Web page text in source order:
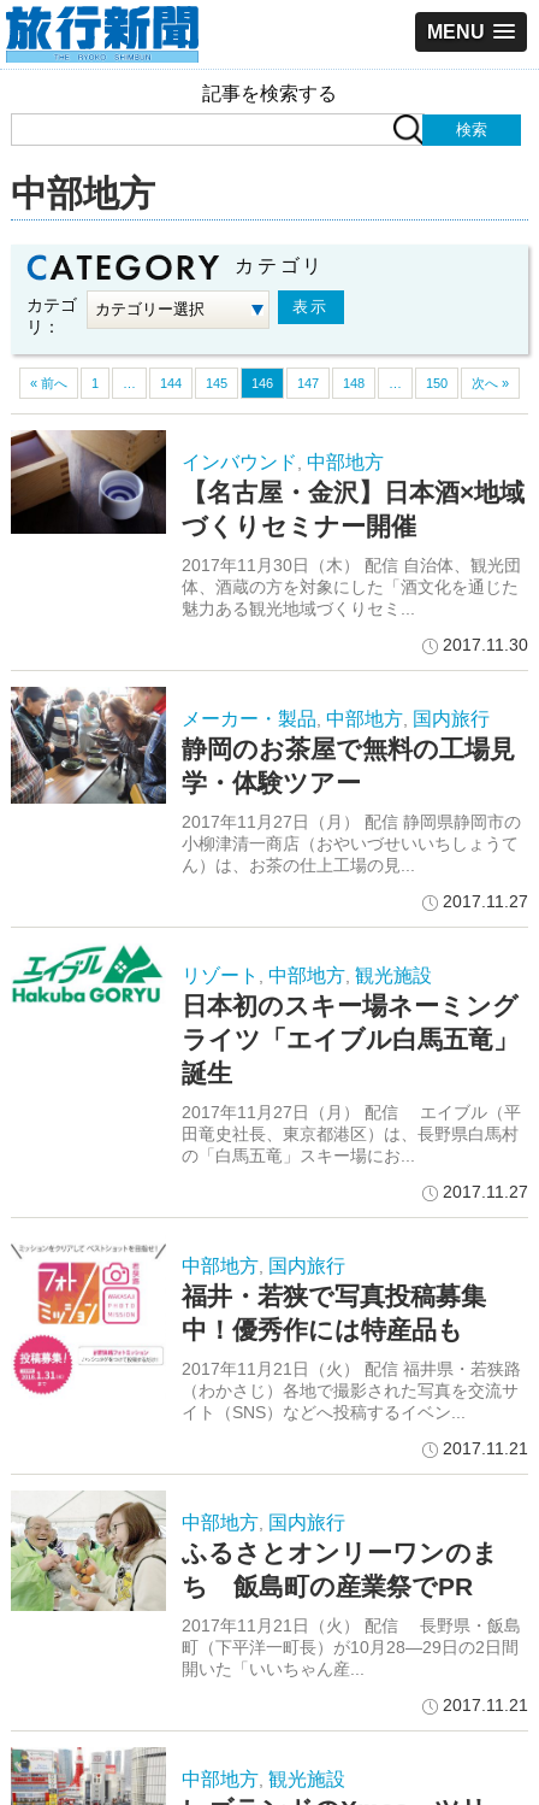
MENU
記事を検索する
中部地方
カテゴリ
カテゴ
リ：
« 前へ 1 144 145 146 147 148 150 次へ »
インバウンド, 中部地方
【名古屋・金沢】日本酒×地域
づくりセミナー開催
2017年11月30日（木） 配信 自治体、観光団
体、酒蔵の方を対象にした「酒文化を通じた
魅力ある観光地域づくりセミ...
2017.11.30
メーカー・製品, 中部地方, 国内旅行
静岡のお茶屋で無料の工場見
学・体験ツアー
2017年11月27日（月） 配信 静岡県静岡市の
小柳津清一商店（おやいづせいいちしょうて
ん）は、お茶の仕上工場の見...
2017.11.27
リゾート , 中部地方, 観光施設
日本初のスキー場ネーミング
ライツ「エイブル白馬五竜」
誕生
2017年11月27日（月） 配信 エイブル（平
田竜史社長、東京都港区）は、長野県白馬村
の「白馬五竜」スキー場にお...
2017.11.27
中部地方, 国内旅行
福井・若狭で写真投稿募集
中！優秀作には特産品も
2017年11月21日（火） 配信 福井県・若狭路
（わかさじ）各地で撮影された写真を交流サ
イト（SNS）などへ投稿するイベン...
2017.11.21
中部地方, 国内旅行
ふるさとオンリーワンのま
ち 飯島町の産業祭でPR
2017年11月21日（火） 配信 長野県・飯島
町（下平洋一町長）が10月28―29日の2日間
開いた「いいちゃん産...
2017.11.21
中部地方, 観光施設